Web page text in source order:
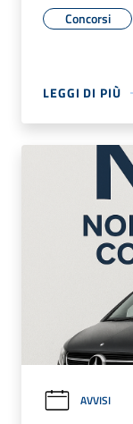
Concorsi
LEGGI DI PIÙ
AVVISI